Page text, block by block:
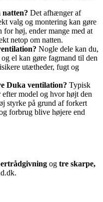
Det afhænger af
valg og montering kan gøre
for høj, ender mange med at
netop om natten.
Nogle dele kan du,
el kan gøre fagmand til den
utætheder, fugt og
Duka ventilation? Typisk
model og hvor højt den
styrke på grund af forkert
forbrug blive højere end
og tre skarpe,